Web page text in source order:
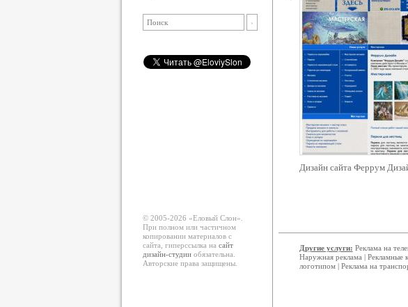
Дизайн сайта Феррум
© 2005-2026 «Еловый Cлон».
При полном или частичном
копировании материалов с
сайта, гиперссылка на сайт
дизайн-студииобязательна.
Авторские права защищены.
Другие услуги: Реклама на
Наружная реклама | Рекламные
логотипом| Реклама на